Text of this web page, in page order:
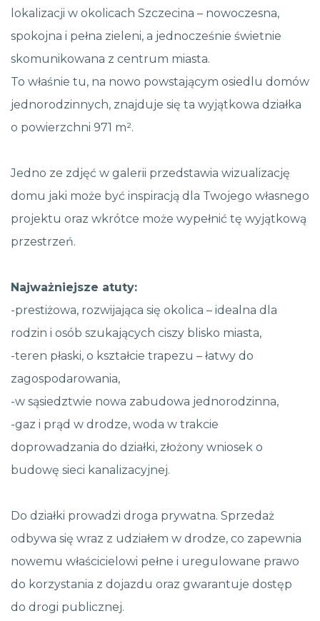
lokalizacji w okolicach Szczecina – nowoczesna,
spokojna i pełna zieleni, a jednocześnie świetnie
skomunikowana z centrum miasta.
To właśnie tu, na nowo powstającym osiedlu domów
jednorodzinnych, znajduje się ta wyjątkowa działka
o powierzchni 971 m².
Jedno ze zdjęć w galerii przedstawia wizualizację
domu jaki może być inspiracją dla Twojego własnego
projektu oraz wkrótce może wypełnić tę wyjątkową
przestrzeń.
Najważniejsze atuty:
-prestiżowa, rozwijająca się okolica – idealna dla
rodzin i osób szukających ciszy blisko miasta,
-teren płaski, o kształcie trapezu – łatwy do
zagospodarowania,
-w sąsiedztwie nowa zabudowa jednorodzinna,
-gaz i prąd w drodze, woda w trakcie
doprowadzania do działki, złożony wniosek o
budowę sieci kanalizacyjnej.
Do działki prowadzi droga prywatna. Sprzedaż
odbywa się wraz z udziałem w drodze, co zapewnia
nowemu właścicielowi pełne i uregulowane prawo
do korzystania z dojazdu oraz gwarantuje dostęp
do drogi publicznej.